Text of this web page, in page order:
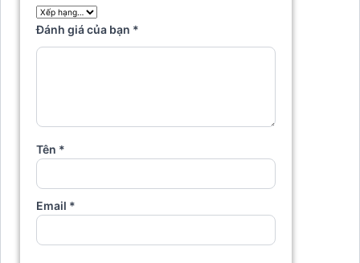
Đánh giá của bạn *
Tên *
Email *